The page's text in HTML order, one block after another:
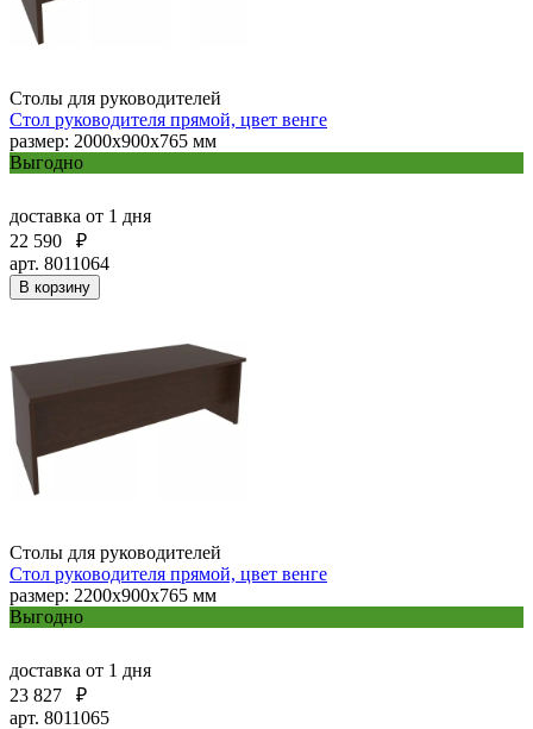
Столы для руководителей
Стол руководителя прямой, цвет венге
размер: 2000x900x765 мм
Выгодно
доставка от 1 дня
22 590
₽
арт. 8011064
В корзину
Столы для руководителей
Стол руководителя прямой, цвет венге
размер: 2200x900x765 мм
Выгодно
доставка от 1 дня
23 827
₽
арт. 8011065